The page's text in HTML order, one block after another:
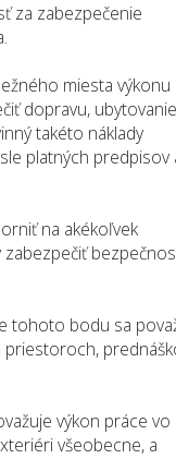
za zabezpečenie
miesta výkonu
dopravu,
takéto náklady
platných predpisov
na akékoľvek
zabezpečiť
tohoto bodu sa
priestoroch,
výkon práce vo
všeobecne, a